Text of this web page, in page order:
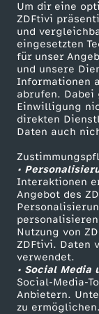
Um dir eine
ZDFtivi
und
eingesetzten
für unser
und unsere
Informationen
abrufen. Dabei
Einwilligung
direkten
Daten auch
•
Interaktionen
Angebot des
Nutzung von
ZDFtivi. Daten
verwendet.
• Social Media
Social-Media-
Anbietern.
zu ermöglichen.
Mehr ZDF
ZDF-Apps
Smart TV
ZDFtext
Livestreams
Sendungen A-Z
TV-Programm
ZDF Unternehmen
Karriere